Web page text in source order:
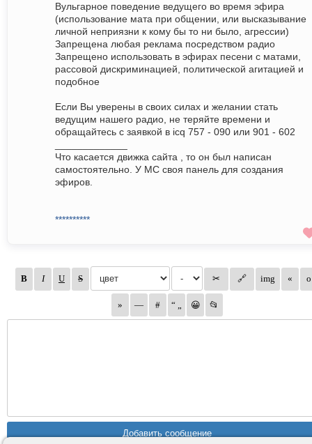
Вульгарное поведение ведущего во время эфира
(использование мата при общении, или высказывание
личной неприязни к кому бы то ни было, агрессии)
Запрещена любая реклама посредством радио
Запрещено использовать в эфирах песени с матами,
рассовой дискриминацией, политической агитацией и
подобное
Если Вы уверены в своих силах и желании стать
ведущим нашего радио, не теряйте времени и
обращайтесь с заявкой в icq 757 - 090 или 901 - 602
Что касается движка сайта , то он был написан
самостоятельно. У МС своя панель для создания
эфиров.
**********